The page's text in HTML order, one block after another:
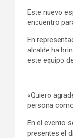
Este nuevo
encuentro
En
alcalde ha
este equipo
«Quiero
persona
En el evento
presentes el